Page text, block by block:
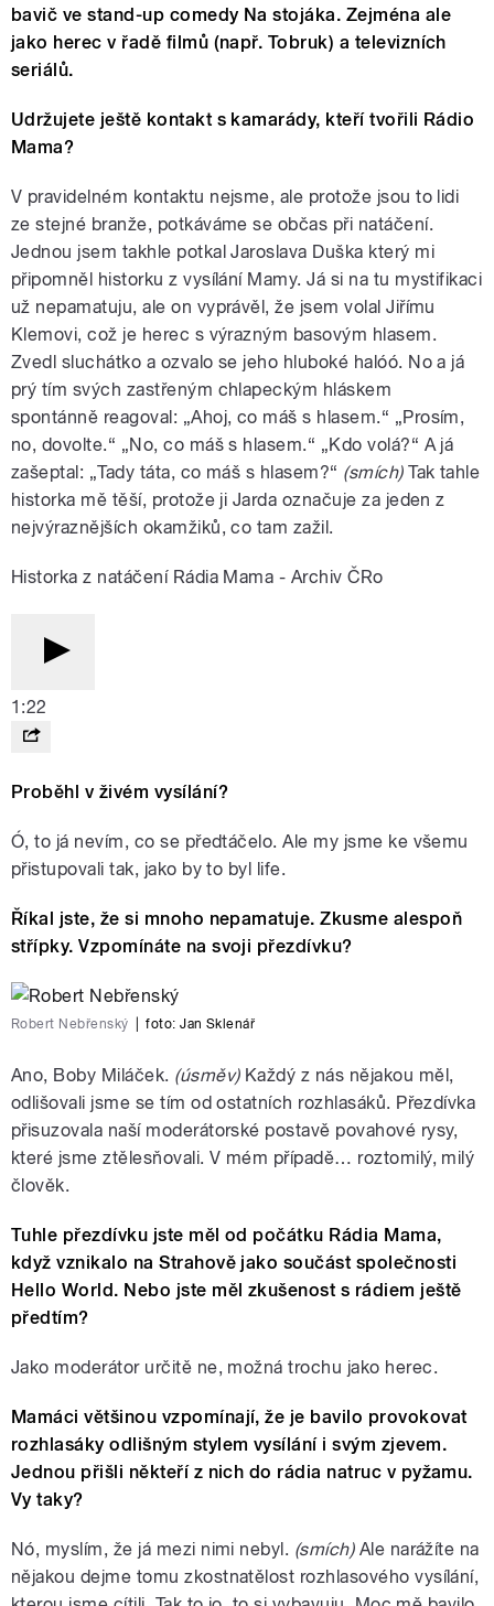
bavič ve stand-up comedy Na stojáka. Zejména ale
jako herec v řadě filmů (např. Tobruk) a televizních
seriálů.
Udržujete ještě kontakt s kamarády, kteří tvořili Rádio
Mama?
V pravidelném kontaktu nejsme, ale protože jsou to lidi
ze stejné branže, potkáváme se občas při natáčení.
Jednou jsem takhle potkal Jaroslava Duška který mi
připomněl historku z vysílání Mamy. Já si na tu mystifikaci
už nepamatuju, ale on vyprávěl, že jsem volal Jiřímu
Klemovi, což je herec s výrazným basovým hlasem.
Zvedl sluchátko a ozvalo se jeho hluboké halóó. No a já
prý tím svých zastřeným chlapeckým hláskem
spontánně reagoval: „Ahoj, co máš s hlasem.“ „Prosím,
no, dovolte.“ „No, co máš s hlasem.“ „Kdo volá?“ A já
zašeptal: „Tady táta, co máš s hlasem?“ (smích)Tak tahle
historka mě těší, protože ji Jarda označuje za jeden z
nejvýraznějších okamžiků, co tam zažil.
Historka z natáčení Rádia Mama - Archiv ČRo
1:22
Proběhl v živém vysílání?
Ó, to já nevím, co se předtáčelo. Ale my jsme ke všemu
přistupovali tak, jako by to byl life.
Říkal jste, že si mnoho nepamatuje. Zkusme alespoň
střípky. Vzpomínáte na svoji přezdívku?
Robert Nebřenský foto:Jan Sklenář
Ano, Boby Miláček. (úsměv)Každý z nás nějakou měl,
odlišovali jsme se tím od ostatních rozhlasáků. Přezdívka
přisuzovala naší moderátorské postavě povahové rysy,
které jsme ztělesňovali. V mém případě… roztomilý, milý
člověk.
Tuhle přezdívku jste měl od počátku Rádia Mama,
když vznikalo na Strahově jako součást společnosti
Hello World. Nebo jste měl zkušenost s rádiem ještě
předtím?
Jako moderátor určitě ne, možná trochu jako herec.
Mamáci většinou vzpomínají, že je bavilo provokovat
rozhlasáky odlišným stylem vysílání i svým zjevem.
Jednou přišli někteří z nich do rádia natruc v pyžamu.
Vy taky?
Nó, myslím, že já mezi nimi nebyl. (smích) Ale narážíte na
nějakou dejme tomu zkostnatělost rozhlasového vysílání,